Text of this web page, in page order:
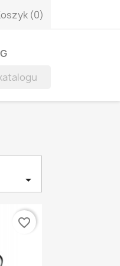
(0)

favorite_border